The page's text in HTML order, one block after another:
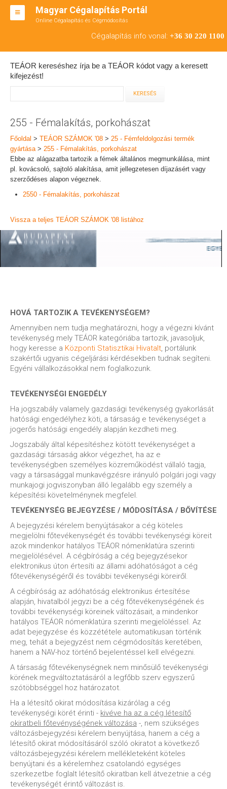
Magyar Cégalapítás Portál
Online Cégalapítás és Cégmódosítás
Cégalapítás info vonal: +36 30 220 1100
BT ALAPÍTÁS
RT ALAPÍTÁS
TEÁOR SZÁMOK '08
ENGEDÉLYKÖTELES
KAPCSOLAT
IRODÁK
TEÁOR kereséshez írja be a TEÁOR kódot vagy a keresett
kifejezést!
255 - Fémalakítás, porkohászat
Főoldal > TEÁOR SZÁMOK '08 > 25 - Fémfeldolgozási termék
gyártása> 255 - Fémalakítás, porkohászat
Ebbe az alágazatba tartozik a fémek általános megmunkálása, mint
pl. kovácsoló, sajtoló alakítása, amit jellegzetesen díjazásért vagy
szerződéses alapon végeznek.
2550 - Fémalakítás, porkohászat
Vissza a teljes TEÁOR SZÁMOK '08 listához
HOVÁ TARTOZIK A TEVÉKENYSÉGEM?
Amennyiben nem tudja meghatározni, hogy a végezni kívánt
tevékenység mely TEÁOR kategóriába tartozik, javasoljuk,
hogy keresse a Központi Statisztikai Hivatalt , portálunk
szakértői ugyanis cégeljárási kérdésekben tudnak segíteni.
Egyéni vállalkozásokkal nem foglalkozunk.
TEVÉKENYSÉGI ENGEDÉLY
Ha jogszabály valamely gazdasági tevékenység gyakorlását
hatósági engedélyhez köti, a társaság e tevékenységet a
jogerős hatósági engedély alapján kezdheti meg.
Jogszabály által képesítéshez kötött tevékenységet a
gazdasági társaság akkor végezhet, ha az e
tevékenységben személyes közreműködést vállaló tagja,
vagy a társasággal munkavégzésre irányuló polgári jogi vagy
munkajogi jogviszonyban álló legalább egy személy a
képesítési követelménynek megfelel.
TEVÉKENYSÉG BEJEGYZÉSE / MÓDOSÍTÁSA / BŐVÍTÉSE
A bejegyzési kérelem benyújtásakor a cég köteles
megjelölni főtevékenységét és további tevékenységi köreit
azok mindenkor hatályos TEÁOR nómenklatúra szerinti
megjelölésével. A cégbíróság a cég bejegyzésekor
elektronikus úton értesíti az állami adóhatóságot a cég
főtevékenységéről és további tevékenységi köreiről.
A cégbíróság az adóhatóság elektronikus értesítése
alapján, hivatalból jegyzi be a cég főtevékenységének és
további tevékenységi köreinek változásait, a mindenkor
hatályos TEÁOR nómenklatúra szerinti megjelöléssel. Az
adat bejegyzése és közzététele automatikusan történik
meg, tehát a bejegyzést nem cégmódosítás keretében,
hanem a NAV-hoz történő bejelentéssel kell elvégezni.
A társaság főtevékenységnek nem minősülő tevékenységi
körének megváltoztatásáról a legfőbb szerv egyszerű
szótöbbséggel hoz határozatot.
Ha a létesítő okirat módosítása kizárólag a cég
tevékenységi körét érinti - kivéve ha az a cég létesítő
okiratbeli főtevénységének változása -, nem szükséges
változásbejegyzési kérelem benyújtása, hanem a cég a
létesítő okirat módosításáról szóló okiratot a következő
változásbejegyzési kérelem mellékleteként köteles
benyújtani és a kérelemhez csatolandó egységes
szerkezetbe foglalt létesítő okiratban kell átvezetnie a cég
tevékenységét érintő változást is.